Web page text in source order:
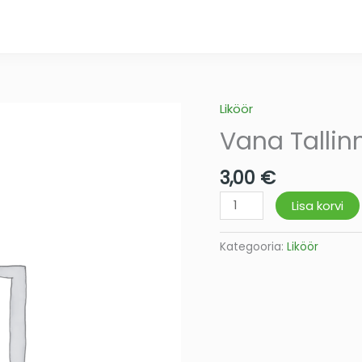
Liköör
Vana
3,00 €
Vana
Tallinn
40%
4cl
kogus
Lisa korvi
Kategooria: Liköör